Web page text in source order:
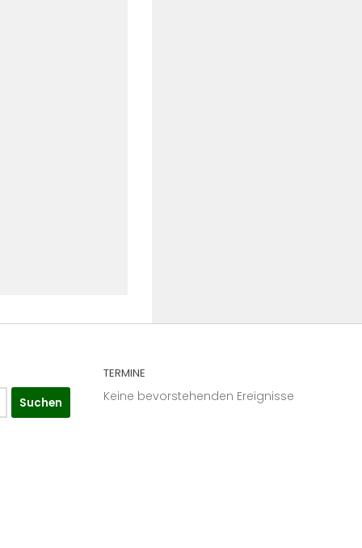
TERMINE
Keine bevorstehenden Ereignisse